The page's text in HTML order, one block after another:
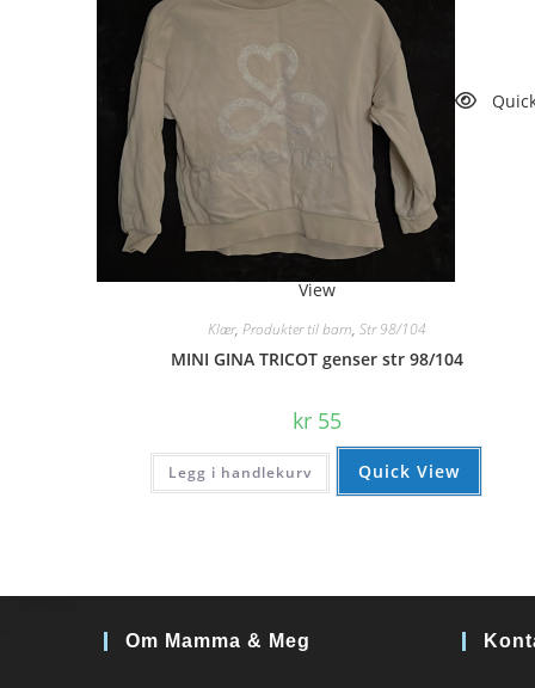
View
Klær, Produkter til barn, Str 98/104
MINI GINA TRICOT genser str 98/104
kr55
Legg i handlekurv Quick View
Om Mamma & Meg